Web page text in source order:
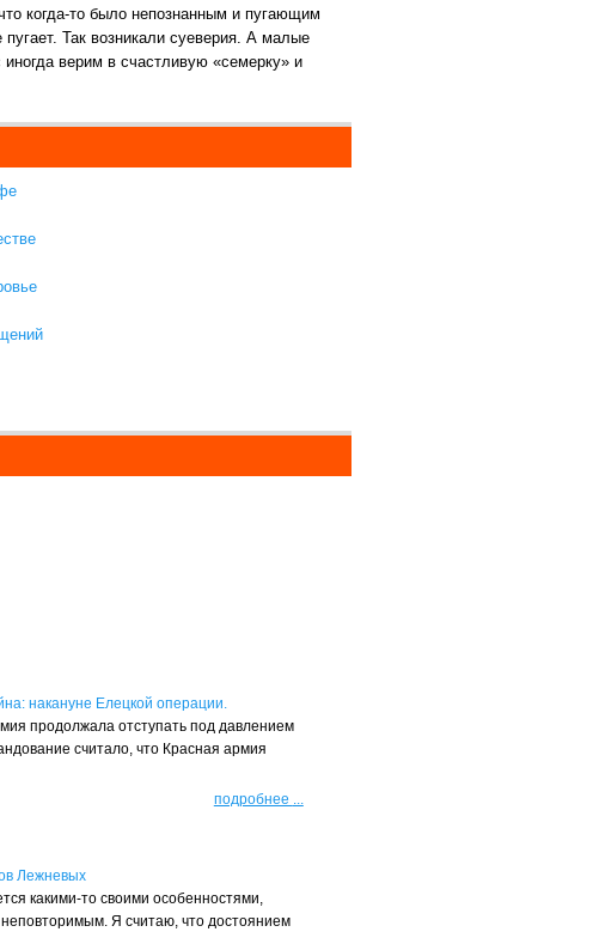
когда-то было непознанным и пугающим
Так возникали суеверия. А малые
верим в счастливую «семерку» и
накануне Елецкой операции.
продолжала отступать под давлением
считало, что Красная армия
подробнее ...
Лежневых
какими-то своими особенностями,
Я считаю, что достоянием